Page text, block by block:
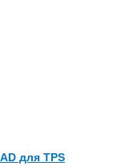
для TPS